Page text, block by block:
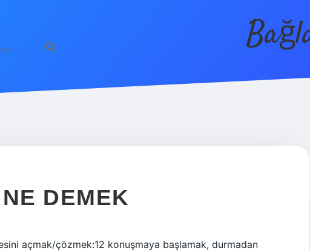
DEMEK
açmak/çözmek:12 konuşmaya başlamak, durmadan